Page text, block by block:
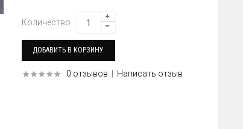
Количество
0 отзывов Написать отзыв